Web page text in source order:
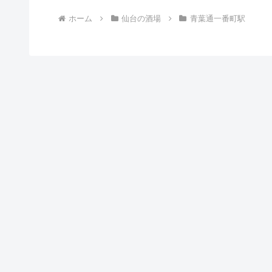
ホーム 仙台の酒場 青葉通一番町駅